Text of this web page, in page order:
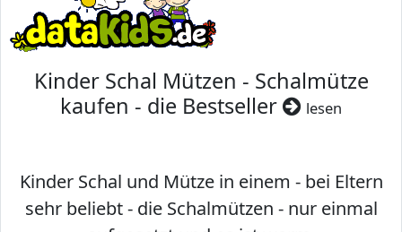
Kinder Schal Mützen - Schalmütze
kaufen - die Bestseller
lesen
Kinder Schal und Mütze in einem - bei Eltern
sehr beliebt - die Schalmützen - nur einmal